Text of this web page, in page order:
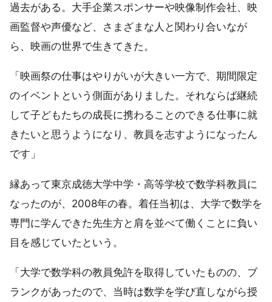
過去がある。大手企業スポンサーや映像制作会社、映
画監督や声優など、さまざまな人と関わり合いなが
ら、映画の世界で生きてきた。
「映画祭の仕事はやりがいが大きい一方で、期間限定
のイベントという側面がありました。それならば継続
して子どもたちの成長に携わることのできる仕事に就
きたいと思うようになり、教員を志すようになったん
です」
縁あって東京成徳大学中学・高等学校で数学科教員に
なったのが、2008年の春。着任当初は、大学で数学を
専門に学んできた先生方と肩を並べて働くことに負い
目を感じていたという。
「大学で数学科の教員免許を取得していたものの、ブ
ランクがあったので、当時は数学を学び直しながら授